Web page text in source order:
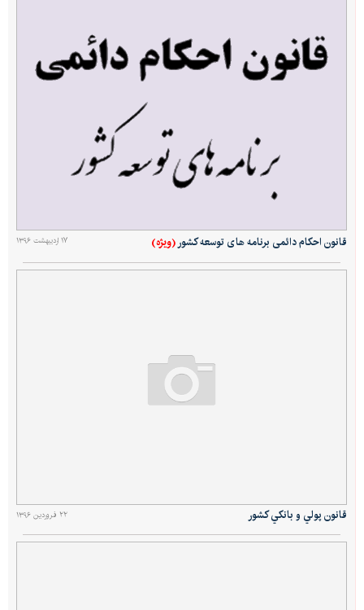
۱۷ اردیبهشت ۱۳۹۶ قانون احکام دائمی برنامه های توسعه کشور(ویژه)
۲۲ فروردین ۱۳۹۶ قانون پولي و بانكي كشور